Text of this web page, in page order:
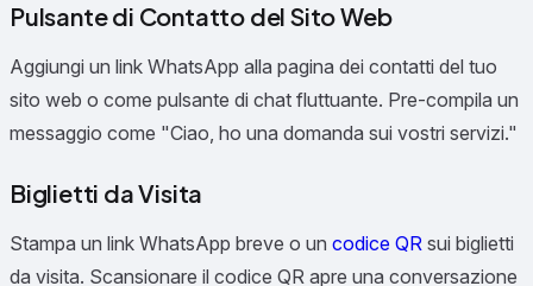
Pulsante di Contatto del Sito Web
Aggiungi un link WhatsApp alla pagina dei contatti del tuo
sito web o come pulsante di chat fluttuante. Pre-compila un
messaggio come "Ciao, ho una domanda sui vostri servizi."
Biglietti da Visita
Stampa un link WhatsApp breve o un codice QR sui biglietti
da visita. Scansionare il codice QR apre una conversazione